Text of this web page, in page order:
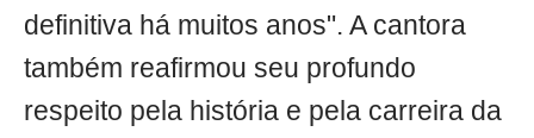
definitiva há muitos anos". A cantora
também reafirmou seu profundo
respeito pela história e pela carreira da